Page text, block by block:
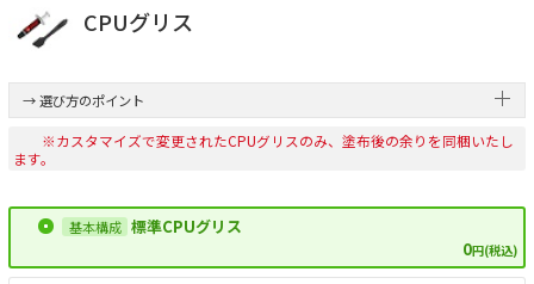
CPUグリス
→ 選び方のポイント
※カスタマイズで変更されたCPUグリスのみ、塗布後の余りを同梱いたし
ます。
標準CPUグリス
0円(税込)